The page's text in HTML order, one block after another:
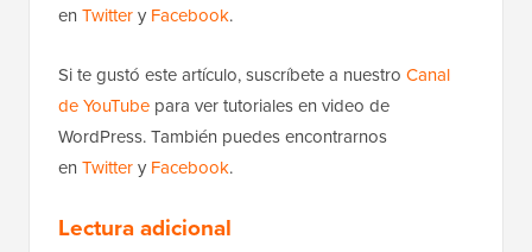
en Twittery Facebook.
Si te gustó este artículo, suscríbete a nuestro Canal
de YouTube para ver tutoriales en video de
WordPress. También puedes encontrarnos
en Twittery Facebook.
Lectura adicional